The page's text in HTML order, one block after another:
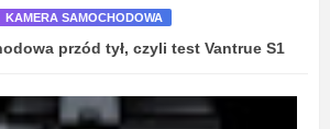
KAMERA SAMOCHODOWA
przód tył, czyli test Vantrue S1